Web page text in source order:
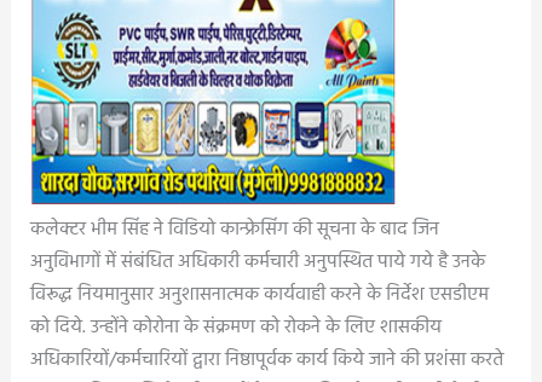
कलेक्टर भीम सिंह ने विडियो कान्फ्रेसिंग की सूचना के बाद जिन
अनुविभागों में संबंधित अधिकारी कर्मचारी अनुपस्थित पाये गये है उनके
विरूद्ध नियमानुसार अनुशासनात्मक कार्यवाही करने के निर्देश एसडीएम
को दिये. उन्होंने कोरोना के संक्रमण को रोकने के लिए शासकीय
अधिकारियों/कर्मचारियों द्वारा निष्ठापूर्वक कार्य किये जाने की प्रशंसा करते